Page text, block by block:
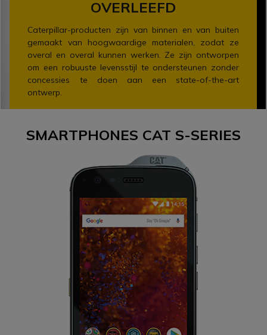
OVERLEEFD
Caterpillar-producten zijn van binnen en van buiten
gemaakt van hoogwaardige materialen, zodat ze
overal en overal kunnen werken. Ze zijn ontworpen
om een robuuste levensstijl te ondersteunen zonder
concessies te doen aan een state-of-the-art
ontwerp.
SMARTPHONES CAT S-SERIES